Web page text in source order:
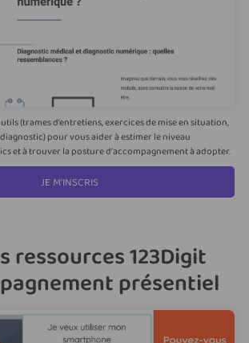
(trames d’entretiens, exercices de mise en situation,
pour vous aider à estimer le niveau
et à trouver la posture d’accompagnement à adopter.
JE M'INSCRIS
ressources 123Digit
présentiel